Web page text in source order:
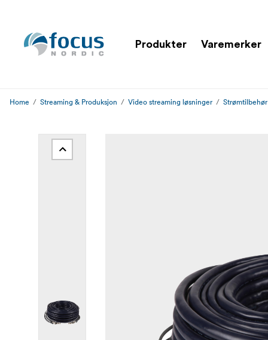
Produkter Varemerker
Home Streaming & Produksjon Video streaming løsninger